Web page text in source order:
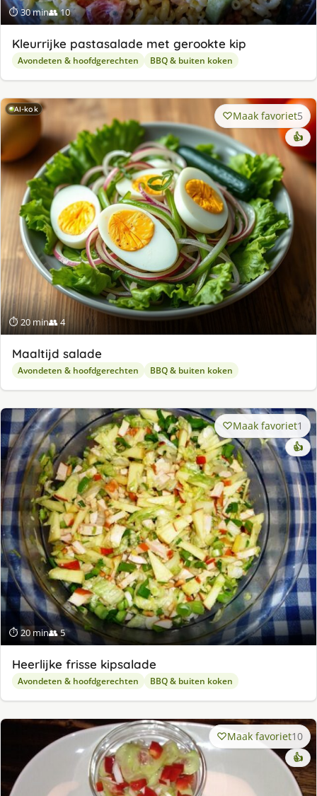
⏱ 30 min👥 10
Kleurrijke pastasalade met gerookte kip
Avondeten & hoofdgerechten BBQ & buiten koken
AI-kok
⏱ 20 min👥 4
Maak favoriet5
👍
Maaltijd salade
Avondeten & hoofdgerechten BBQ & buiten koken
⏱ 20 min👥 5
Maak favoriet1
👍
Heerlijke frisse kipsalade
Avondeten & hoofdgerechten BBQ & buiten koken
Maak favoriet10
👍